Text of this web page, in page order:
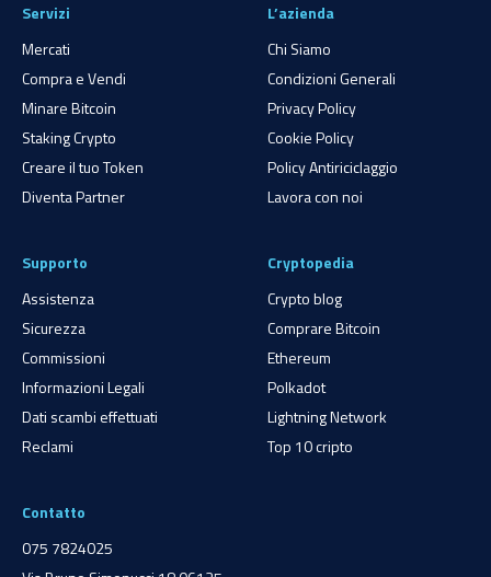
Servizi
Mercati
Compra e Vendi
Minare Bitcoin
Staking Crypto
Creare il tuo Token
Diventa Partner
L’azienda
Chi Siamo
Condizioni Generali
Privacy Policy
Cookie Policy
Policy Antiriciclaggio
Lavora con noi
Supporto
Assistenza
Sicurezza
Commissioni
Informazioni Legali
Dati scambi effettuati
Reclami
Cryptopedia
Crypto blog
Comprare Bitcoin
Ethereum
Polkadot
Lightning Network
Top 10 cripto
Contatto
075 7824025